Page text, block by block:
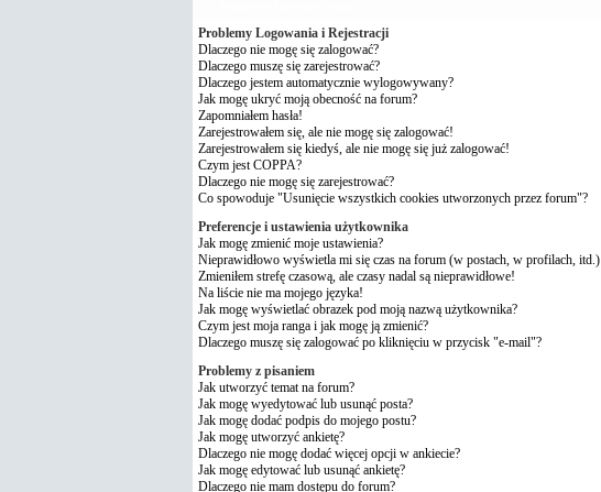
Problemy Logowania i Rejestracji
Dlaczego nie mogę się zalogować?
Dlaczego muszę się zarejestrować?
Dlaczego jestem automatycznie wylogowywany?
Jak mogę ukryć moją obecność na forum?
Zapomniałem hasła!
Zarejestrowałem się, ale nie mogę się zalogować!
Zarejestrowałem się kiedyś, ale nie mogę się już zalogować!
Czym jest COPPA?
Dlaczego nie mogę się zarejestrować?
Co spowoduje "Usunięcie wszystkich cookies utworzonych przez forum"?
Preferencje i ustawienia użytkownika
Jak mogę zmienić moje ustawienia?
Nieprawidłowo wyświetla mi się czas na forum (w postach, w profilach, itd.)
Zmieniłem strefę czasową, ale czasy nadal są nieprawidłowe!
Na liście nie ma mojego języka!
Jak mogę wyświetlać obrazek pod moją nazwą użytkownika?
Czym jest moja ranga i jak mogę ją zmienić?
Dlaczego muszę się zalogować po kliknięciu w przycisk "e-mail"?
Problemy z pisaniem
Jak utworzyć temat na forum?
Jak mogę wyedytować lub usunąć posta?
Jak mogę dodać podpis do mojego postu?
Jak mogę utworzyć ankietę?
Dlaczego nie mogę dodać więcej opcji w ankiecie?
Jak mogę edytować lub usunąć ankietę?
Dlaczego nie mam dostępu do forum?